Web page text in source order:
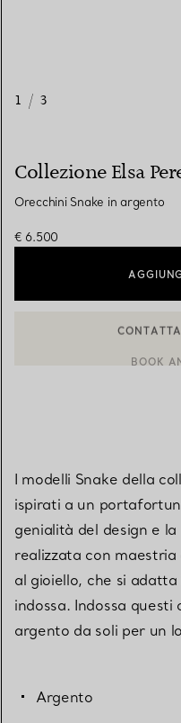
1 / 3
Collezione Elsa
Orecchini Snake in argento
€ 6.500
I modelli Snake della
ispirati a un
genialità del design e
realizzata con
al gioiello, che si
indossa. Indossa
argento da soli per un
Argento